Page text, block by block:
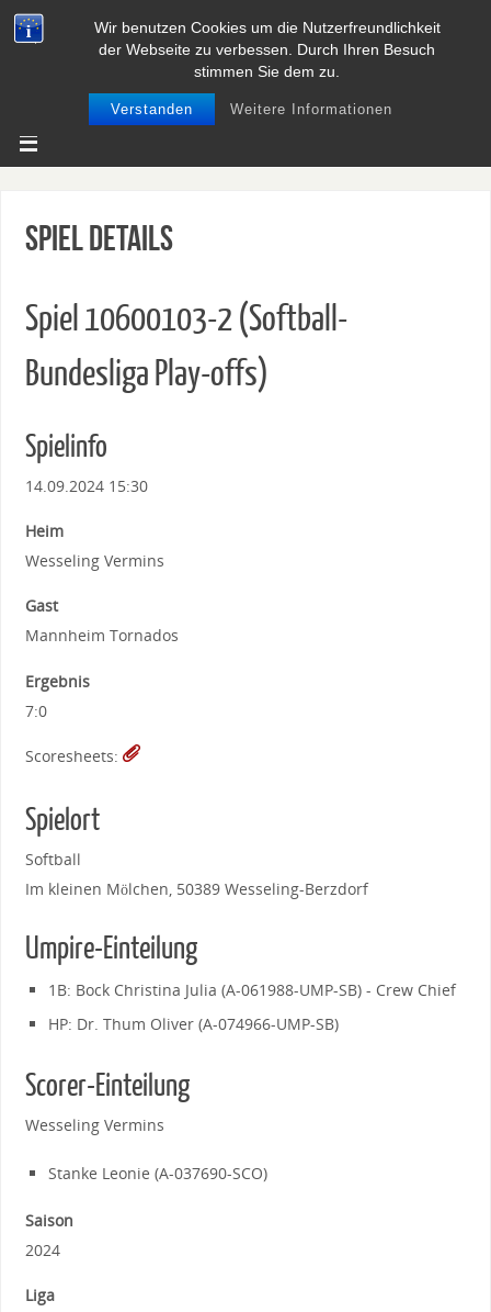
Wir benutzen Cookies um die Nutzerfreundlichkeit
der Webseite zu verbessen. Durch Ihren Besuch
stimmen Sie dem zu.
Verstanden Weitere Informationen
BASEBALL UND SOFTBALL IN
NIEDERSACHSEN
Spiel Details
Spiel 10600103-2 (Softball-
Bundesliga Play-offs)
Spielinfo
14.09.2024 15:30
Heim
Wesseling Vermins
Gast
Mannheim Tornados
Ergebnis
7:0
Scoresheets:
Spielort
Softball
Im kleinen Mölchen, 50389 Wesseling-Berzdorf
Umpire-Einteilung
1B: Bock Christina Julia (A-061988-UMP-SB) - Crew Chief
HP: Dr. Thum Oliver (A-074966-UMP-SB)
Scorer-Einteilung
Wesseling Vermins
Stanke Leonie (A-037690-SCO)
Saison
2024
Liga